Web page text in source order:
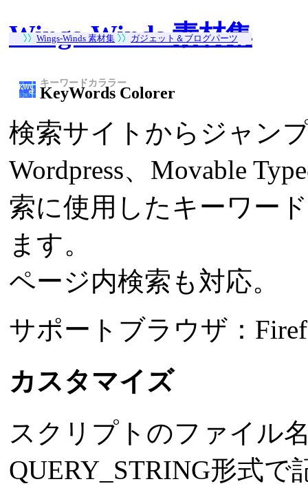
Wings-Winds 素材集
KeyWords Colorer
キーワードカララー
Wings-Winds 素材集 ガジェット＆ブログパーツ
検索サイトからジャン
Wordpress、Movable
索に使用したキーワー
ます。
ページ内検索も対応。
サポートブラウザ：
カスタマイズ
スクリプトのファイル
QUERY_STRING形式